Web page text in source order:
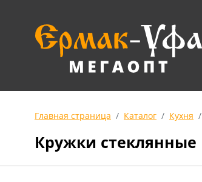
Главная страница Каталог Кухня
Кружки стеклянные